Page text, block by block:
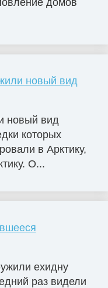
домов
новый вид
новый вид
которых
в Арктику,
О...
ехидну
раз видели